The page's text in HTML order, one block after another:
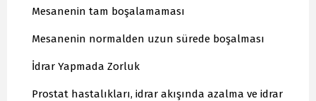
Mesanenin tam boşalamaması
Mesanenin normalden uzun sürede boşalması
İdrar Yapmada Zorluk
Prostat hastalıkları, idrar akışında azalma ve idrar